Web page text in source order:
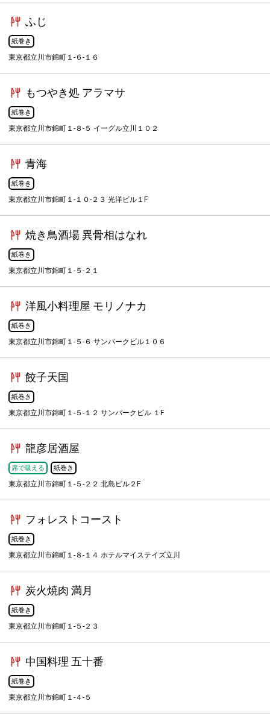
ふじ
紙巻き
東京都立川市錦町１-６-１６
もつやき処 アラマサ
紙巻き
東京都立川市錦町１-８-５ イーグル立川１０２
青海
紙巻き
東京都立川市錦町１-１０-２３ 光洋ビル１F
焼き鳥酒場 異骨相はなれ
紙巻き
東京都立川市錦町１-５-２１
洋風小料理屋 モリノナカ
紙巻き
東京都立川市錦町１-５-６ サンパークビル１０６
餃子天国
紙巻き
東京都立川市錦町１-５-１２ サンパークビル １F
龍彦居酒屋
席で吸える 紙巻き
東京都立川市錦町１-５-２２ 北島ビル２F
フォレストコースト
紙巻き
東京都立川市錦町１-８-１４ ホテルマイステイズ立川
炭火焼肉 満月
紙巻き
東京都立川市錦町１-５-２３
中国料理 五十番
紙巻き
東京都立川市錦町１-４-５